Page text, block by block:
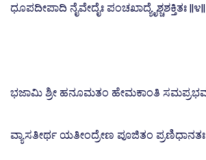
ಧೂಪದೀಪಾದಿ ನೈವೇದೈಃ ಪಂಚಖಾದ್ಯೈಶ್ಚಶಕ್ತಿತಃ ||೪||
ಭಜಾಮಿ ಶ್ರೀ ಹನೂಮತಂ ಹೇಮಕಾಂತಿ
ವ್ಯಾಸತೀರ್ಥ ಯತೀಂದ್ರೇಣ ಪೂಜಿತಂ ಪ್ರಣಿಧಾನತಃ